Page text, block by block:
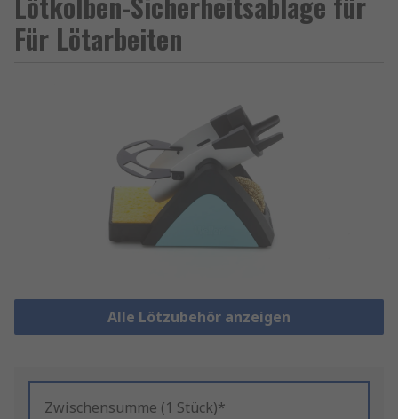
Für Lötarbeiten
Alle Lötzubehör anzeigen
Zwischensumme (1 Stück)*